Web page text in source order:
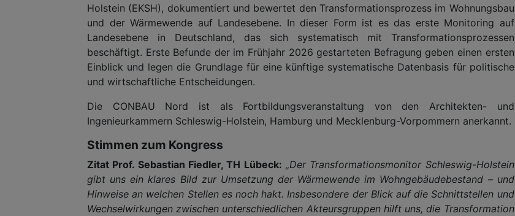
Holstein (EKSH), dokumentiert und bewertet den Transformationsprozess im Wohnungsbau
und der Wärmewende auf Landesebene. In dieser Form ist es das erste Monitoring auf
Landesebene in Deutschland, das sich systematisch mit Transformationsprozessen
beschäftigt. Erste Befunde der im Frühjahr 2026 gestarteten Befragung geben einen ersten
Einblick und legen die Grundlage für eine künftige systematische Datenbasis für politische
und wirtschaftliche Entscheidungen.
Die CONBAU Nord ist als Fortbildungsveranstaltung von den Architekten- und
Ingenieurkammern Schleswig-Holstein, Hamburg und Mecklenburg-Vorpommern anerkannt.
Stimmen zum Kongress
Zitat Prof. Sebastian Fiedler, TH Lübeck: „Der Transformationsmonitor Schleswig-Holstein
gibt uns ein klares Bild zur Umsetzung der Wärmewende im Wohngebäudebestand – und
Hinweise an welchen Stellen es noch hakt. Insbesondere der Blick auf die Schnittstellen und
Wechselwirkungen zwischen unterschiedlichen Akteursgruppen hilft uns, die Transformation